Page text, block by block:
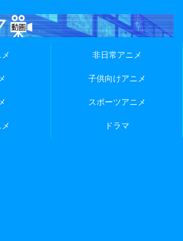
非日常アニメ
子供向けアニメ
スポーツアニメ
ドラマ